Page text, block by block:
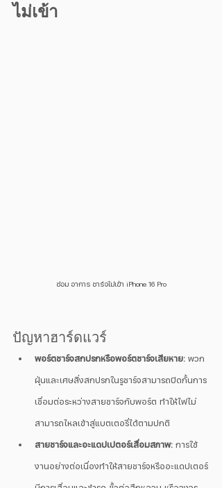
ไม่เข้า
ซ่อม อาการ ชาร์จไม่เข้า iPhone 16 Pro
ปัญหาฮาร์ดแวร์
พอร์ตชาร์จสกปรกหรือพอร์ตชาร์จเสียหาย: พวก
ฝุ่นและเศษสิ่งสกปรกในรูชาร์จสามารถปิดกั้นการ
เชื่อมต่อระหว่างสายชาร์จกับพอร์ต ทำให้ไฟไม่
สามารถไหลเข้าสู่แบตเตอรี่ได้ตามปกติ
สายชาร์จและอะแดปเปตอร์เสื่อมสภาพ: การใช้
งานอย่างต่อเนื่องทำให้สายชาร์จหรืออะแดปเตอร์